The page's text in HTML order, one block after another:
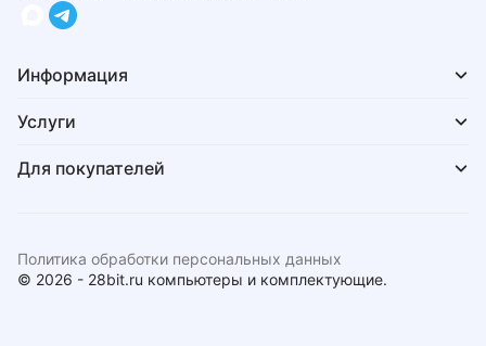
Информация
Услуги
Для покупателей
© 2026 - 28bit.ru компьютеры и комплектующие.
Политика обработки персональных данных